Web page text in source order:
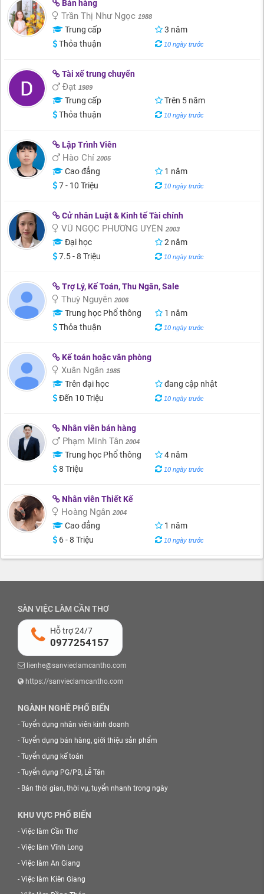
Bán hàng
Trần Thị Như Ngọc 1988
Trung cấp
3 năm
Thỏa thuận
10 ngày trước
Tài xế trung chuyển
Đạt 1989
Trung cấp
Trên 5 năm
Thỏa thuận
10 ngày trước
Lập Trình Viên
Hào Chí 2005
Cao đẳng
1 năm
7 - 10 Triệu
10 ngày trước
Cử nhân Luật & Kinh tế Tài chính
VŨ NGỌC PHƯƠNG UYÊN 2003
Đại học
2 năm
7.5 - 8 Triệu
10 ngày trước
Trợ Lý, Kế Toán, Thu Ngân, Sale
Thuỳ Nguyễn 2006
Trung học Phổ thông
1 năm
Thỏa thuận
10 ngày trước
Kế toán hoặc văn phòng
Xuân Ngân 1985
Trên đại học
đang cập nhật
Đến 10 Triệu
10 ngày trước
Nhân viên bán hàng
Phạm Minh Tân 2004
Trung học Phổ thông
4 năm
8 Triệu
10 ngày trước
Nhân viên Thiết Kế
Hoàng Ngân 2004
Cao đẳng
1 năm
6 - 8 Triệu
10 ngày trước
SÀN VIỆC LÀM CẦN THƠ
Hỗ trợ 24/7
0977254157
lienhe@sanvieclamcantho.com
https://sanvieclamcantho.com
NGÀNH NGHỀ PHỔ BIẾN
- Tuyển dụng nhân viên kinh doanh
- Tuyển dụng bán hàng, giới thiệu sản phẩm
- Tuyển dụng kế toán
- Tuyển dụng PG/PB, Lễ Tân
- Bán thời gian, thời vụ, tuyển nhanh trong ngày
KHU VỰC PHỔ BIẾN
- Việc làm Cần Thơ
- Việc làm Vĩnh Long
- Việc làm An Giang
- Việc làm Kiên Giang